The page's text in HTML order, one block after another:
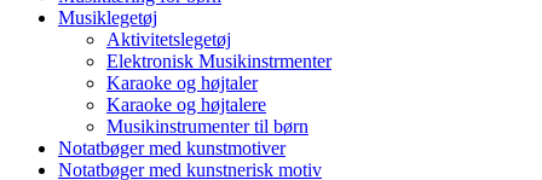
Musiklegetøj
Aktivitetslegetøj
Elektronisk Musikinstrmenter
Karaoke og højtaler
Karaoke og højtalere
Musikinstrumenter til børn
Notatbøger med kunstmotiver
Notatbøger med kunstnerisk motiv